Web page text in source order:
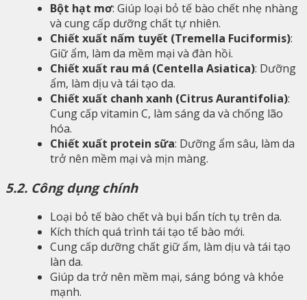
Bột hạt mơ: Giúp loại bỏ tế bào chết nhẹ nhàng
và cung cấp dưỡng chất tự nhiên.
Chiết xuất nấm tuyết (Tremella Fuciformis):
Giữ ẩm, làm da mềm mại và đàn hồi.
Chiết xuất rau má (Centella Asiatica): Dưỡng
ẩm, làm dịu và tái tạo da.
Chiết xuất chanh xanh (Citrus Aurantifolia):
Cung cấp vitamin C, làm sáng da và chống lão
hóa.
Chiết xuất protein sữa: Dưỡng ẩm sâu, làm da
trở nên mềm mại và mịn màng.
5.2. Công dụng chính
Loại bỏ tế bào chết và bụi bẩn tích tụ trên da.
Kích thích quá trình tái tạo tế bào mới.
Cung cấp dưỡng chất giữ ẩm, làm dịu và tái tạo
làn da.
Giúp da trở nên mềm mại, sáng bóng và khỏe
mạnh.